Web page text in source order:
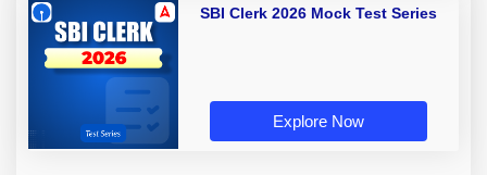
SBI Clerk 2026 Mock Test Series
Explore Now